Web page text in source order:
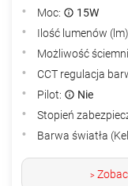
Moc:
15W
Ilość lumenów
Możliwość
CCT regulacja
Pilot:
Nie
Stopień
Barwa światła
>